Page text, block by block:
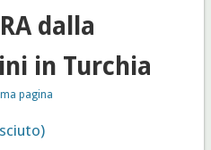
dalla
in Turchia
pagina